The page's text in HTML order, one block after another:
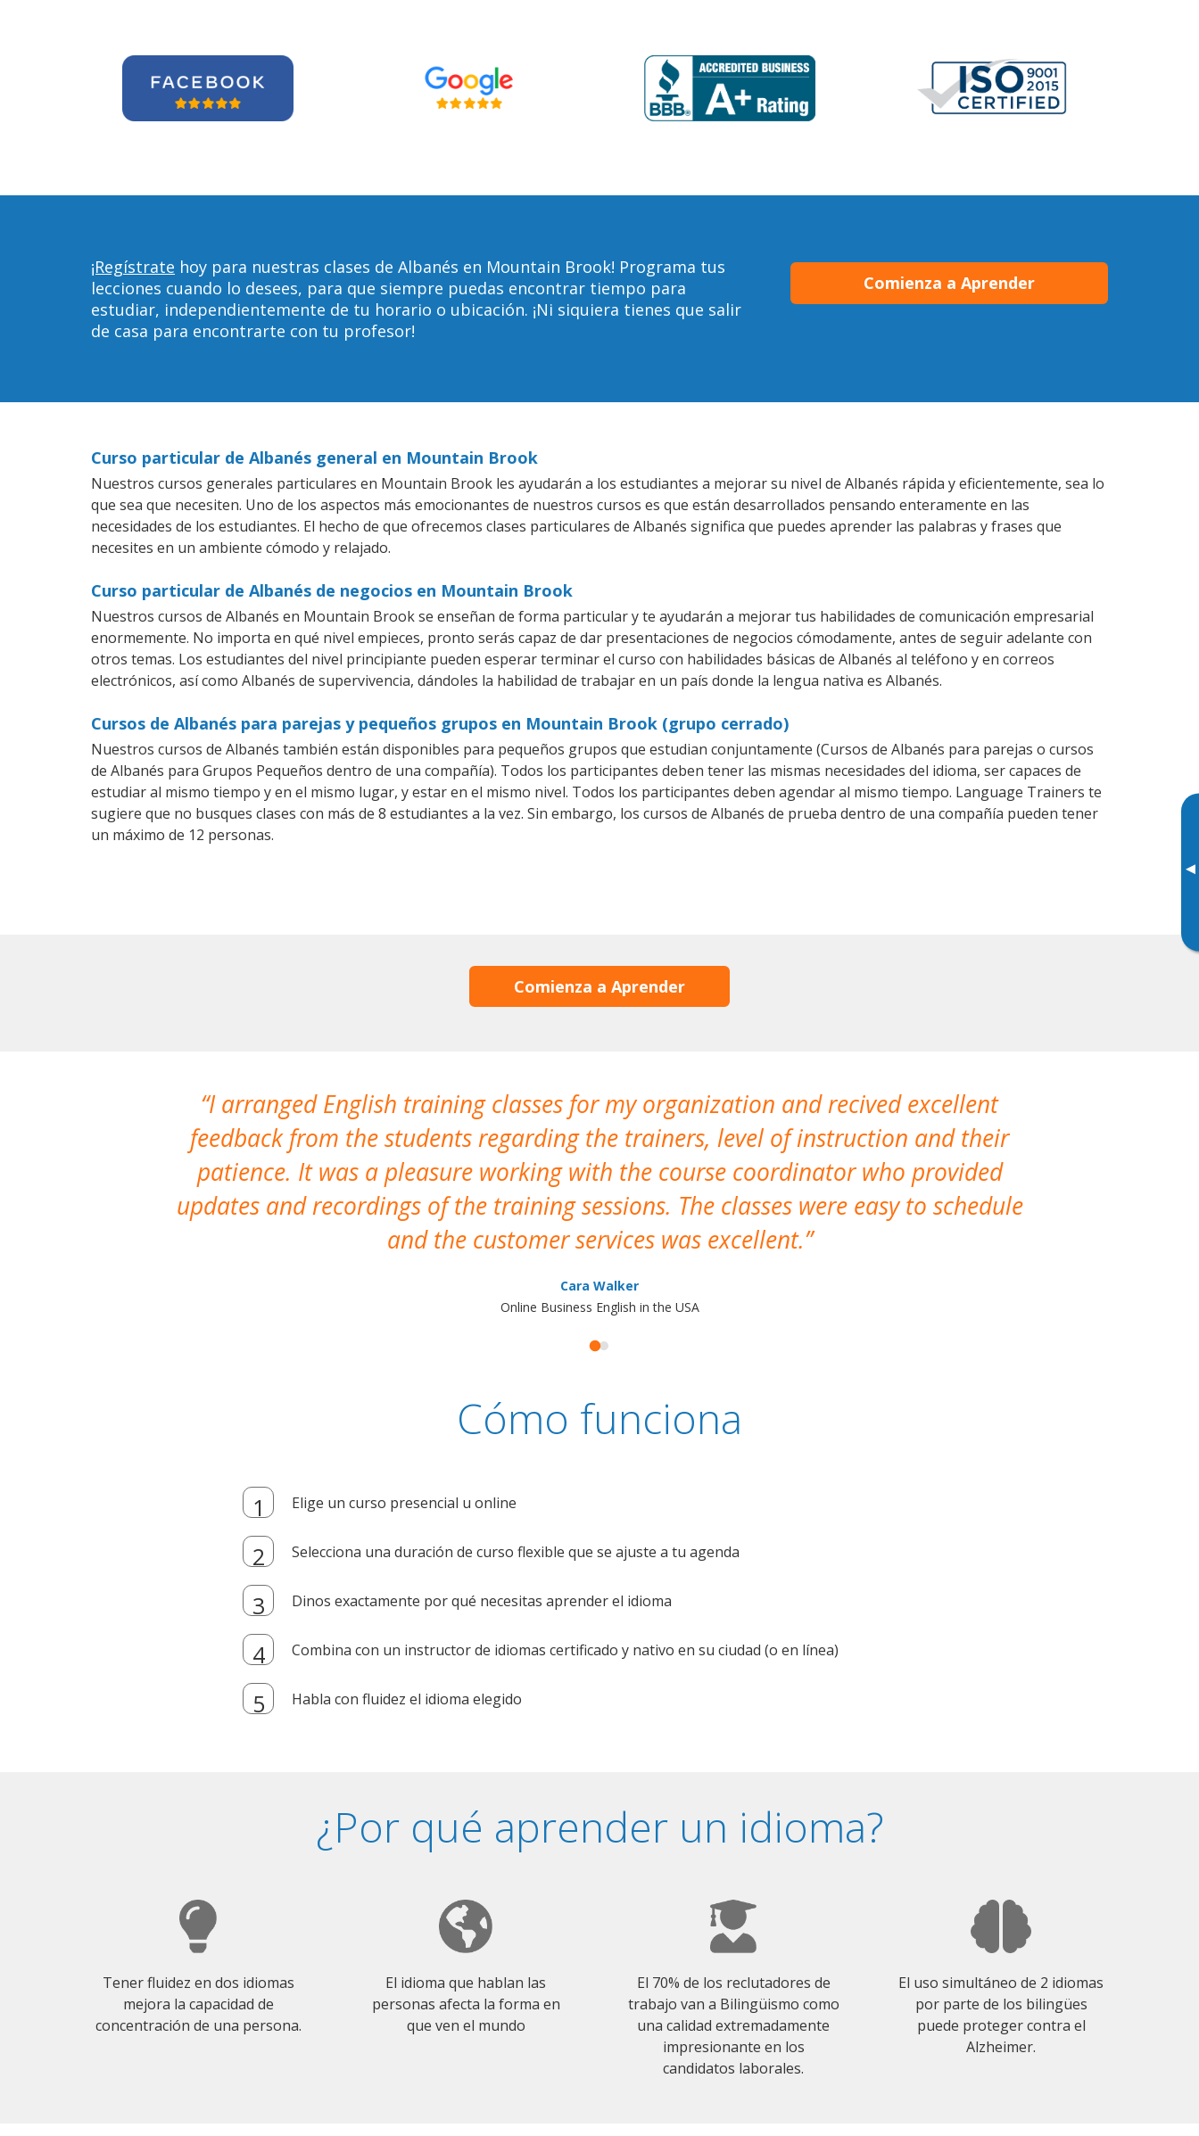
▸
¡Regístrate hoy para nuestras clases de Albanés en Mountain Brook! Programa tus
lecciones cuando lo desees, para que siempre puedas encontrar tiempo para
estudiar, independientemente de tu horario o ubicación. ¡Ni siquiera tienes que salir
de casa para encontrarte con tu profesor!
Comienza a Aprender
Curso particular de Albanés general en Mountain Brook
Nuestros cursos generales particulares en Mountain Brook les ayudarán a los estudiantes a mejorar su nivel de Albanés rápida y eficientemente, sea lo
que sea que necesiten. Uno de los aspectos más emocionantes de nuestros cursos es que están desarrollados pensando enteramente en las
necesidades de los estudiantes. El hecho de que ofrecemos clases particulares de Albanés significa que puedes aprender las palabras y frases que
necesites en un ambiente cómodo y relajado.
Curso particular de Albanés de negocios en Mountain Brook
Nuestros cursos de Albanés en Mountain Brook se enseñan de forma particular y te ayudarán a mejorar tus habilidades de comunicación empresarial
enormemente. No importa en qué nivel empieces, pronto serás capaz de dar presentaciones de negocios cómodamente, antes de seguir adelante con
otros temas. Los estudiantes del nivel principiante pueden esperar terminar el curso con habilidades básicas de Albanés al teléfono y en correos
electrónicos, así como Albanés de supervivencia, dándoles la habilidad de trabajar en un país donde la lengua nativa es Albanés.
Cursos de Albanés para parejas y pequeños grupos en Mountain Brook (grupo cerrado)
Nuestros cursos de Albanés también están disponibles para pequeños grupos que estudian conjuntamente (Cursos de Albanés para parejas o cursos
de Albanés para Grupos Pequeños dentro de una compañía). Todos los participantes deben tener las mismas necesidades del idioma, ser capaces de
estudiar al mismo tiempo y en el mismo lugar, y estar en el mismo nivel. Todos los participantes deben agendar al mismo tiempo. Language Trainers te
sugiere que no busques clases con más de 8 estudiantes a la vez. Sin embargo, los cursos de Albanés de prueba dentro de una compañía pueden tener
un máximo de 12 personas.
Comienza a Aprender
I arranged English training classes for my organization and recived excellent
feedback from the students regarding the trainers, level of instruction and their
patience. It was a pleasure working with the course coordinator who provided
updates and recordings of the training sessions. The classes were easy to schedule
and the customer services was excellent.
Cara Walker
Online Business English in the USA
Cómo funciona
Elige un curso presencial u online
Selecciona una duración de curso flexible que se ajuste a tu agenda
Dinos exactamente por qué necesitas aprender el idioma
Combina con un instructor de idiomas certificado y nativo en su ciudad (o en línea)
Habla con fluidez el idioma elegido
¿Por qué aprender un idioma?
Tener fluidez en dos idiomas
mejora la capacidad de
concentración de una persona.
El idioma que hablan las
personas afecta la forma en
que ven el mundo
El 70% de los reclutadores de
trabajo van a Bilingüismo como
una calidad extremadamente
impresionante en los
candidatos laborales.
El uso simultáneo de 2 idiomas
por parte de los bilingües
puede proteger contra el
Alzheimer.